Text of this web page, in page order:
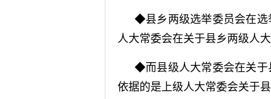
◆县乡两级选举委员会在选
人大常委会在关于县乡两级人
◆而县级人大常委会在关于
依据的是上级人大常委会关于